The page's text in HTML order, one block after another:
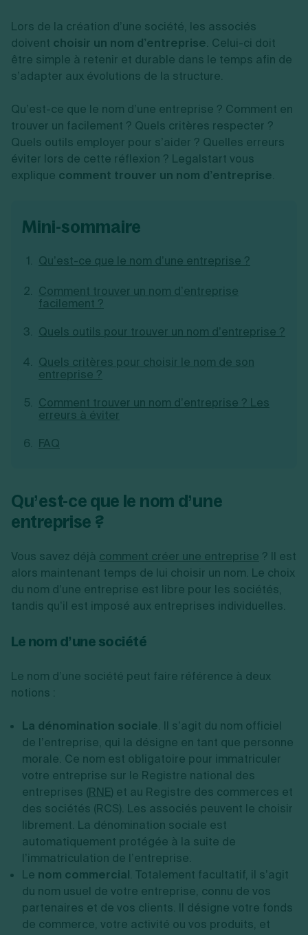
Construction/travaux
Restauration
Commerce
Transport
Ressources
Simulateur de choix de forme juridique
Calcul de charges sociales
Estimation du coût de création
Calcul d'éligibilité à l'ACRE
Création d'entreprise
Transmission universelle de patrimoine
Augmentation de capital
Réduction de capital
Gérer son entreprise
Gestion comptable
Approbation des comptes
Dépôt de marque
Recherche d'antériorité
Protection des créations
Confidentialité de l'adresse du dirigeant
Radiation auto entrepreneur
Mise en sommeil
Dépôt de bilan
LMNP
Par métier
Conseil/finance
Services aux entreprises
Construction/travaux
Restauration
Commerce
Transport
Autres
Logiciel de facturation
Logiciel de comptabilité
Gestion de la trésorerie
Par besoin
Je suis autonome
Découvrez notre cabinet d'expertise
comptable LS Compta
Fiches SAS
Fiches EURL
Fiches SARL
Fiches SCI
Fiches auto-entrepreneur
Toutes les fiches sur la création
Autres démarches
Gestion d’entreprise
Fermeture d’entreprise
Sélection de fiches pratiques
Ouvrir sa société
Création de micro-entreprise
Devenir auto entrepreneur
Création de SASU
Création de SAS
Création de SCI
Aides à la création d’entreprise
Ouverture compte pro
Fermeture d’une entreprise
Création d'entreprise
Lors de la création d’une société, les associés
doivent choisir un nom d’entreprise. Celui-ci doit
être simple à retenir et durable dans le temps afin de
s’adapter aux évolutions de la structure.
Qu’est-ce que le nom d’une entreprise ? Comment en
trouver un facilement ? Quels critères respecter ?
Quels outils employer pour s’aider ? Quelles erreurs
éviter lors de cette réflexion ? Legalstart vous
explique comment trouver un nom d’entreprise.
mini-sommaire
Qu’est-ce que le nom d’une entreprise ?
Comment trouver un nom d’entreprise
facilement ?
Quels outils pour trouver un nom d’entreprise ?
Quels critères pour choisir le nom de son
entreprise ?
Comment trouver un nom d’entreprise ? Les
erreurs à éviter
FAQ
Qu’est-ce que le nom d’une
entreprise ?
Vous savez déjà comment créer une entreprise ? Il est
alors maintenant temps de lui choisir un nom. Le choix
du nom d’une entreprise est libre pour les sociétés,
tandis qu’il est imposé aux entreprises individuelles.
Le nom d’une société
Le nom d’une société peut faire référence à deux
notions :
La dénomination sociale. Il s’agit du nom officiel
de l’entreprise, qui la désigne en tant que personne
morale. Ce nom est obligatoire pour immatriculer
votre entreprise sur le Registre national des
entreprises (RNE) et au Registre des commerces et
des sociétés (RCS). Les associés peuvent le choisir
librement. La dénomination sociale est
automatiquement protégée à la suite de
l’immatriculation de l’entreprise.
Le nom commercial. Totalement facultatif, il s’agit
du nom usuel de votre entreprise, connu de vos
partenaires et de vos clients. Il désigne votre fonds
de commerce, votre activité ou vos produits, et